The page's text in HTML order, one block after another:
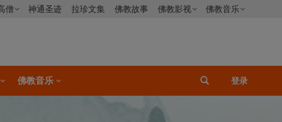
僧 神通圣迹 拉珍文集 佛教故事 佛教影视 佛教音乐
佛教音乐 登录